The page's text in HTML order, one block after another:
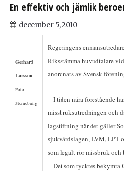
En effektiv och jämlik
december 5, 2010
Gerhard
Larsson
Foto:
Sternebring
Regeringens
Riksstämma huvudtalare
anordnats av Svensk
I tiden nära förestående
missbruksutredningen och
lagstiftning när det gäller
sjukvårdslagen, LVM, LPT
som legalt rör missbruk och
Det som tycktes bekymra